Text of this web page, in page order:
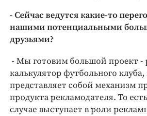
- Сейчас ведутся какие-то
нашими потенциальными
друзьями?
- Мы готовим большой проект -
калькулятор футбольного
представляет собой механизм
продукта рекламодателя. То
случае выступает в роли